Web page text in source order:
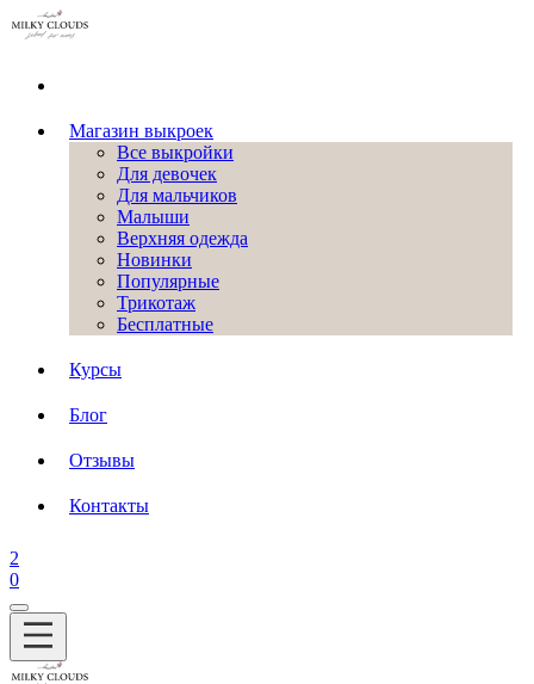
Магазин выкроек
Все выкройки
Для девочек
Для мальчиков
Малыши
Верхняя одежда
Новинки
Популярные
Трикотаж
Бесплатные
Курсы
Блог
Отзывы
Контакты
2
0